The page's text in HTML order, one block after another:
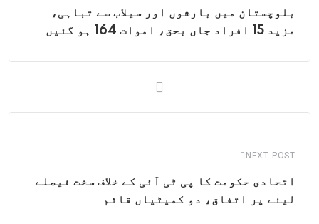
بلوچستان میں بارشوں اور سیلاب سے تباہی،
مزید 15 افراد جاں بحق، اموات 164 ہو گئیں
NEXT POST
اتحادی حکومت کا پی ٹی آئی کے خلاف سخت فیصلے
لینے پر اتفاق، دو کمیٹیاں قائم